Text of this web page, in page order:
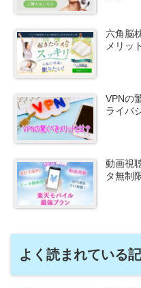
六角脳
メリッ
VPNの
ライバ
動画視
タ無制
よく読まれている